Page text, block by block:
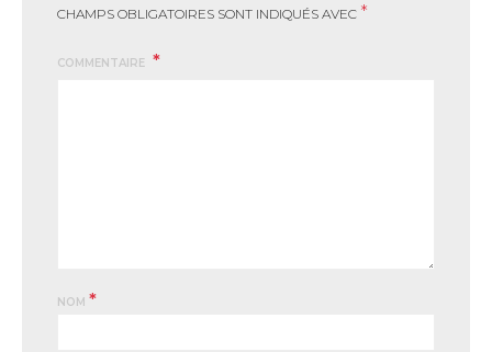
CHAMPS OBLIGATOIRES SONT INDIQUÉS AVEC *
COMMENTAIRE
NOM *